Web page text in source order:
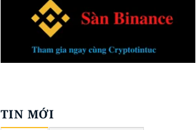
TIN MỚI